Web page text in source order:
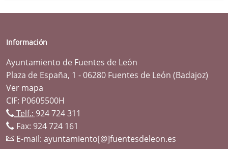
Información
Ayuntamiento de Fuentes de León
Plaza de España, 1 - 06280 Fuentes de León (Badajoz)
Ver mapa
CIF: P0605500H
Telf.: 924 724 311
Fax: 924 724 161
E-mail: ayuntamiento[@]fuentesdeleon.es